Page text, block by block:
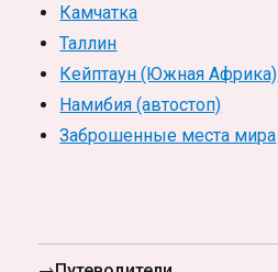
Камчатка
Таллин
Кейптаун (Южная Африка)
Намибия (автостоп)
Заброшенные места мира